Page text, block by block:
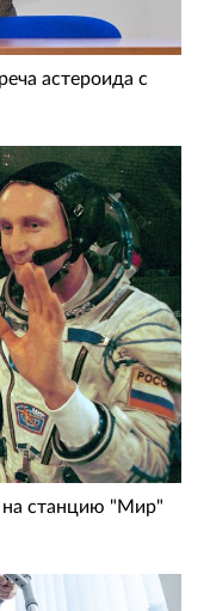
астероида с
на станцию "Мир"